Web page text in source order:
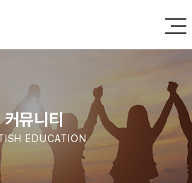
커뮤니티
EDUCATION